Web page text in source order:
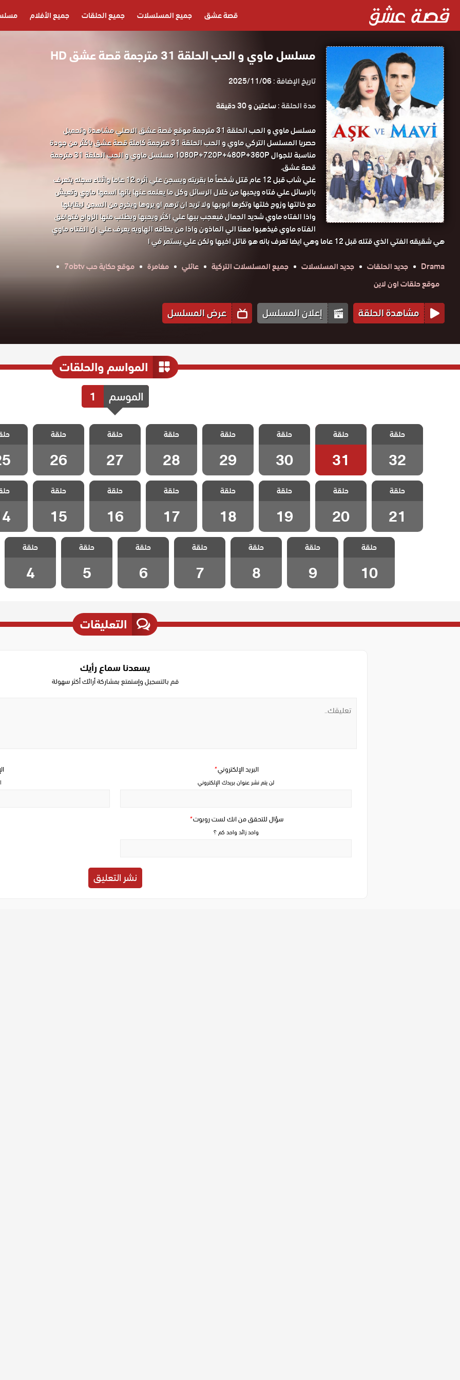
قصة عشق جميع المسلسلات جميع الحلقات جميع الأفلام
مسلسل ماوي و الحب الحلقة 31 مترجمة قصة عشق HD
تاريخ الإضافة :2025/11/06
مدة الحلقة :ساعتين و 30 دقيقة
مسلسل ماوي و الحب الحلقة 31 مترجمة موقع قصة عشق الاصلي مشاهدة وتحميل
حصريا المسلسل التركي ماوي و الحب الحلقة 31 مترجمة كاملة قصة عشق باكثر من جودة
مناسبة للجوال 1080P+720P+480P+360P مسلسل ماوي و الحب الحلقة 31 مترجمة
قصة عشق.
علي شاب قبل 12 عام قتل شخصاً ما بقريته ويسجن علي اثره 12 عاما واثناء سجنه يتعرف
بالرسائل علي فتاه ويحبها من خلال الرسائل وكل ما يعلمه عنها بانها اسمها ماوي وتعيش
مع خالتها وزوج خلتها وتكرها ابويها ولا تريد ان ترهم او يروها ويخرج من السجن ليقابلها
واذا الفتاه ماوي شديد الجمال فيعجب بيها علي اكثر ويحبها ويطلب منها الزواج فتوافق
الفتاه ماوي فيذهبوا معنا الي الماذون واذا من بطاقه الهاويه يعرف علي ان الفتاه ماوي
هي شقيقه الفتي الذي قتله قبل 12 عاما وهي ايضا تعرف بانه هو قاتل اخيها ولكن علي يستمر في ا
Drama
جديد الحلقات جديد المسلسلات جميع المسلسلات التركية عائلي مغامرة
موقع حكاية حب 7obtv
موقع حلقات اون لاين
مشاهدة الحلقة إعلان المسلسل عرض المسلسل
المواسم والحلقات
الموسم 1
مسلسل ماوي و
والاخيرة
حلقة
32
مسلسل ماوي و
الحب الحلقة 31
حلقة
31
مسلسل ماوي و
الحب الحلقة 30
حلقة
30
مسلسل ماوي و
الحب الحلقة 29
حلقة
29
مسلسل ماوي و
الحب الحلقة 28
حلقة
28
مسلسل ماوي و
الحب الحلقة 27
حلقة
27
مسلسل ماوي و
الحب الحلقة 26
حلقة
26
مسلسل
الحب
مسلسل ماوي و
الحب الحلقة 21
حلقة
21
مسلسل ماوي و
الحب الحلقة 20
حلقة
20
مسلسل ماوي و
الحب الحلقة 19
حلقة
19
مسلسل ماوي و
الحب الحلقة 18
حلقة
18
مسلسل ماوي و
الحب الحلقة 17
حلقة
17
مسلسل ماوي و
الحب الحلقة 16
حلقة
16
مسلسل ماوي و
الحب الحلقة 15
حلقة
15
مسلسل
الحب
مسلسل ماوي و
الحب الحلقة 10
حلقة
10
مسلسل ماوي و
الحب الحلقة 9
حلقة
9
مسلسل ماوي و
الحب الحلقة 8
حلقة
8
مسلسل ماوي و
الحب الحلقة 7
حلقة
7
مسلسل ماوي و
الحب الحلقة 6
حلقة
6
مسلسل ماوي و
الحب الحلقة 5
حلقة
5
مسلسل ماوي و
الحب الحلقة 4
حلقة
4
التعليقات
يسعدنا سماع رأيك
قم بالتسجيل وإستمتع بمشاركة أرائك أكثر سهولة
سؤال للتحقق من انك لست روبوت*
واحد زائد واحد كم ؟
البريد الإلكتروني*
لن يتم نشر عنوان بريدك الإلكتروني